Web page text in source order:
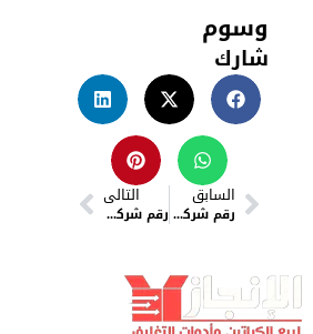
السابق
رقم شركات نقل اثاث في جاردينيا رقم شركات نقل اثاث في المنيب